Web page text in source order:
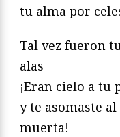
tu alma por
Tal vez fueron
alas
¡Eran cielo a tu
y te asomaste
muerta!